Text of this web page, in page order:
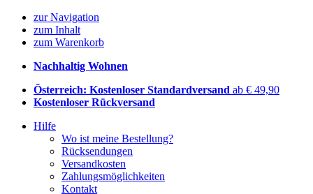
zur Navigation
zum Inhalt
zum Warenkorb
Nachhaltig Wohnen
Österreich: Kostenloser Standardversand ab € 49,90
Kostenloser Rückversand
Hilfe
Wo ist meine Bestellung?
Rücksendungen
Versandkosten
Zahlungsmöglichkeiten
Kontakt